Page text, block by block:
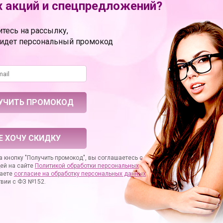
Rich Energy в нашем
Австрия
акций и спецпредложений?
на рассылку,
персональный промокод
ХОЧУ СКИДКУ
кнопку "Получить промокод", вы соглашаетесь с
на сайте Политикой обработки персональных
согласие на обработку персональных данных
с ФЗ №152.